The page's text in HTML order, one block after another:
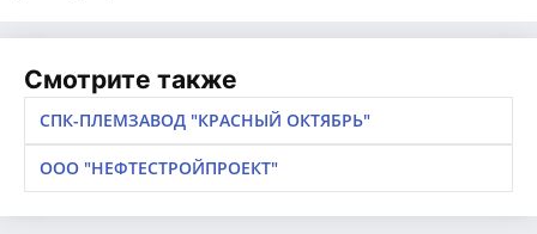
Смотрите также
СПК-ПЛЕМЗАВОД "КРАСНЫЙ ОКТЯБРЬ"
ООО "НЕФТЕСТРОЙПРОЕКТ"